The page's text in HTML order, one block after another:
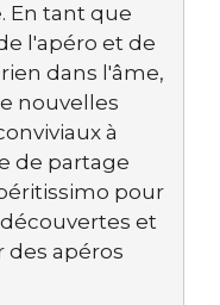
En tant que
l'apéro et de
dans l'âme,
nouvelles
à
de partage
pour
et
apéros